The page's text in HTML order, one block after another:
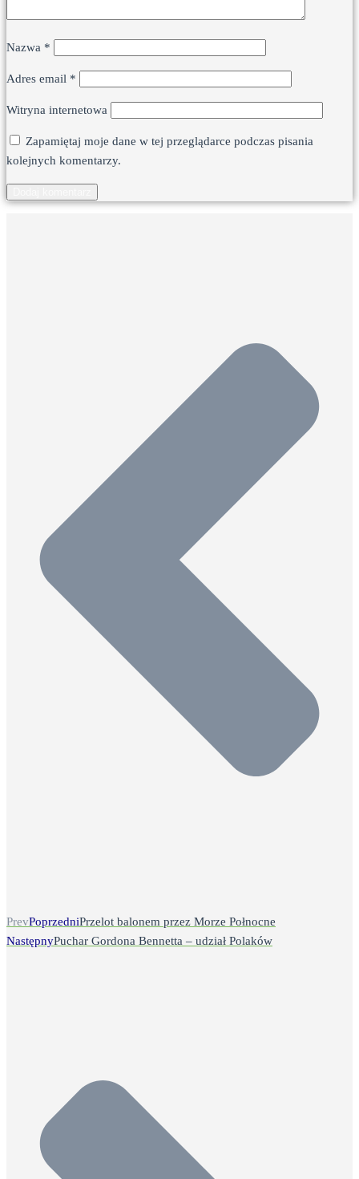
Nazwa *
Adres email *
Witryna internetowa
Zapamiętaj moje dane w tej przeglądarce podczas pisania
kolejnych komentarzy.
PrevPoprzedniPrzelot balonem przez Morze Połnocne
NastępnyPuchar Gordona Bennetta – udział Polaków